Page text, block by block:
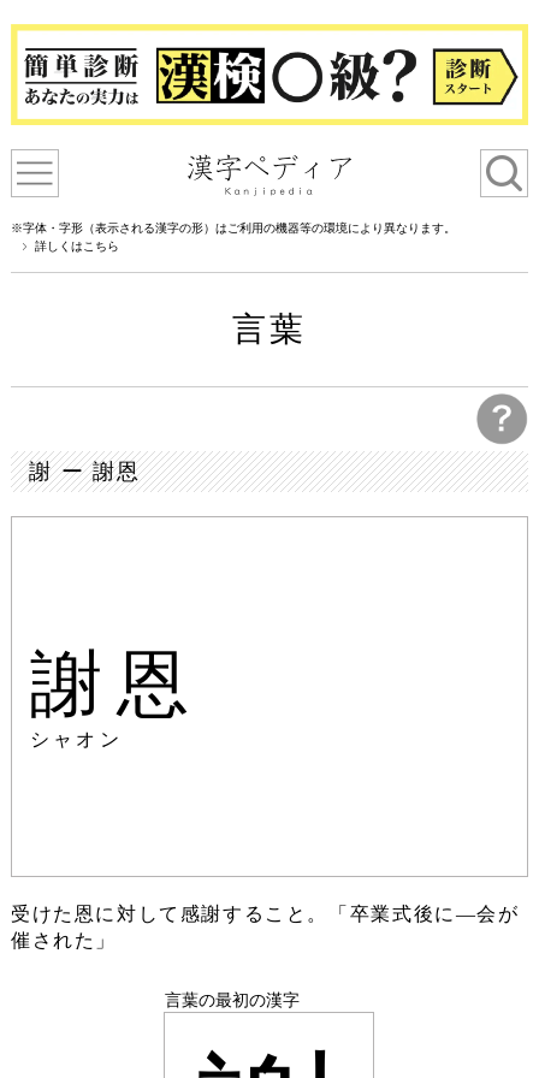
※字体・字形（表示される漢字の形）はご利用の機器等の環境により異なります。
詳しくはこちら
言葉
謝 ー 謝恩
謝恩
シャオン
受けた恩に対して感謝すること。「卒業式後に―会が
催された」
言葉の最初の漢字